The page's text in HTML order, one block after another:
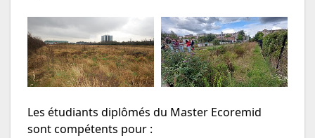
Les étudiants diplômés du Master Ecoremid
sont compétents pour :